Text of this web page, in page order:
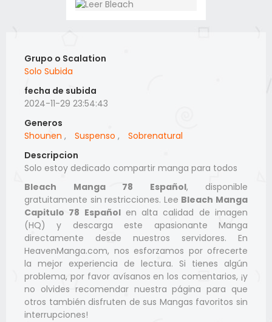
Grupo o Scalation
Solo Subida
fecha de subida
2024-11-29 23:54:43
Generos
Shounen , Suspenso ,
Sobrenatural
Descripcion
Solo estoy dedicado compartir manga para todos
Bleach Manga 78 Español, disponible
gratuitamente sin restricciones. Lee Bleach Manga
Capitulo 78 Españolen alta calidad de imagen
(HQ) y descarga este apasionante Manga
directamente desde nuestros servidores. En
HeavenManga.com, nos esforzamos por ofrecerte
la mejor experiencia de lectura. Si tienes algún
problema, por favor avísanos en los comentarios, ¡y
no olvides recomendar nuestra página para que
otros también disfruten de sus Mangas favoritos sin
interrupciones!